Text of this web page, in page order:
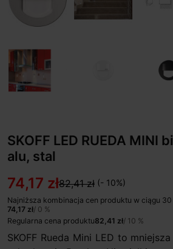
SKOFF LED RUEDA MINI
alu, stal
74,17 zł82,41 zł (- 10%)
Najniższa kombinacja cen produktu w ciągu
74,17 zł/ 0 %
Regularna cena produktu82,41 zł/ 10 %
SKOFF Rueda Mini LED to